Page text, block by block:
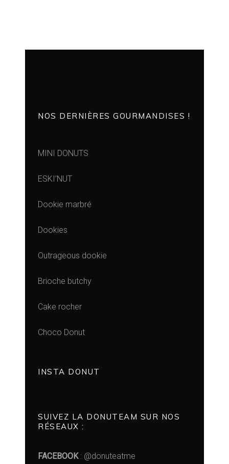
NOS DERNIÈRES GOURMANDISES !
MINI DONUTS
ESKI’NUT
Dookie marbré
Dookies
Outrageous dookie
Brioche butchy
Cake rocher
Choco Donut
INSTA DONUT
SUIVEZ LA DONUTEAM SUR NOS
RÉSEAUX :
FACEBOOK: @donuteatme